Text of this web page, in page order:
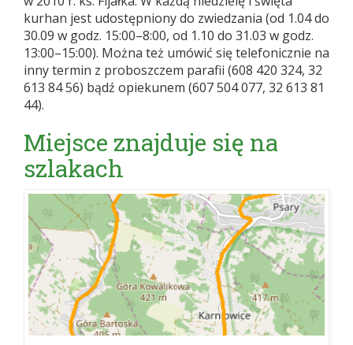
kurhan jest udostępniony do zwiedzania (od 1.04 do
30.09 w godz. 15:00–8:00, od 1.10 do 31.03 w godz.
13:00–15:00). Można też umówić się telefonicznie na
inny termin z proboszczem parafii (608 420 324, 32
613 84 56) bądź opiekunem (607 504 077, 32 613 81
44).
Miejsce znajduje się na
szlakach